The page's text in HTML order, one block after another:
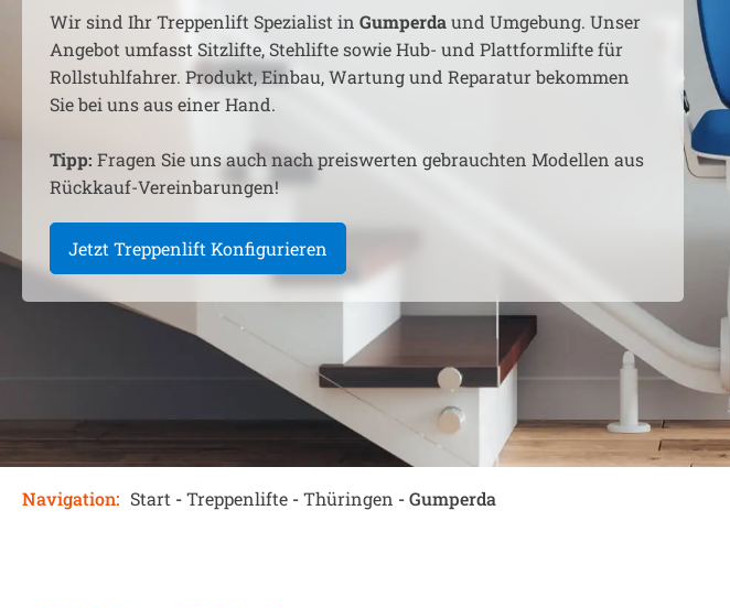
Wir sind Ihr Treppenlift Spezialist in Gumperdaund Umgebung. Unser
Angebot umfasst Sitzlifte, Stehlifte sowie Hub- und Plattformlifte für
Rollstuhlfahrer. Produkt, Einbau, Wartung und Reparatur bekommen
Sie bei uns aus einer Hand.
Tipp: Fragen Sie uns auch nach preiswerten gebrauchten Modellen aus
Rückkauf-Vereinbarungen!
Jetzt Treppenlift Konfigurieren
Navigation: Start -Treppenlifte -Thüringen -Gumperda